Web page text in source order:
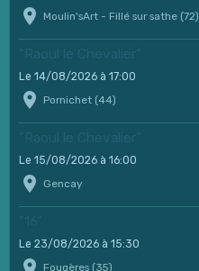
Moulin'sArt - Fillé sur sathe (72)
"Raoul le Chevalier"
Le 14/08/2026 à 17:00
Pornichet (44)
"Raoul le Chevalier"
Le 15/08/2026 à 16:00
Gencay
"16"
Le 23/08/2026 à 15:30
Fougères (35)